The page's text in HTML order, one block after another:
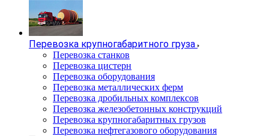
Перевозка крупногабаритного груза
Перевозка станков
Перевозка цистерн
Перевозка оборудования
Перевозка металлических ферм
Перевозка дробильных комплексов
Перевозка железобетонных конструкций
Перевозка крупногабаритных грузов
Перевозка нефтегазового оборудования